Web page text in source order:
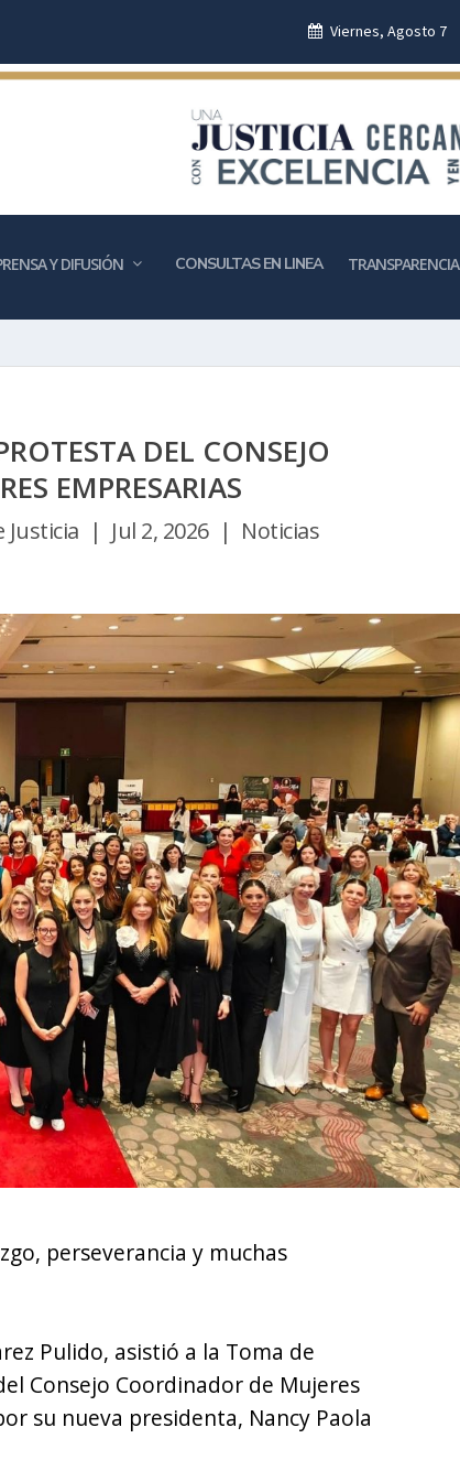
Viernes, Agosto 7
Y DIFUSIÓN CONSULTAS EN LINEA TRANSPARENCIA
DEL CONSEJO
EMPRESARIAS
| Jul 2, 2026 | Noticias
perseverancia y muchas
Pulido, asistió a la Toma de
Consejo Coordinador de Mujeres
su nueva presidenta, Nancy Paola